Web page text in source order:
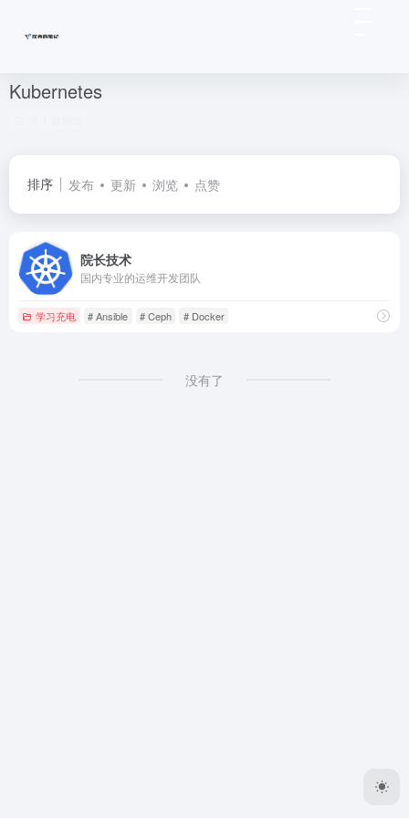
Kubernetes
排序 发布 更新 浏览 点赞
院长技术
国内专业的运维开发团队
学习充电 # Ansible # Ceph # Docker
没有了